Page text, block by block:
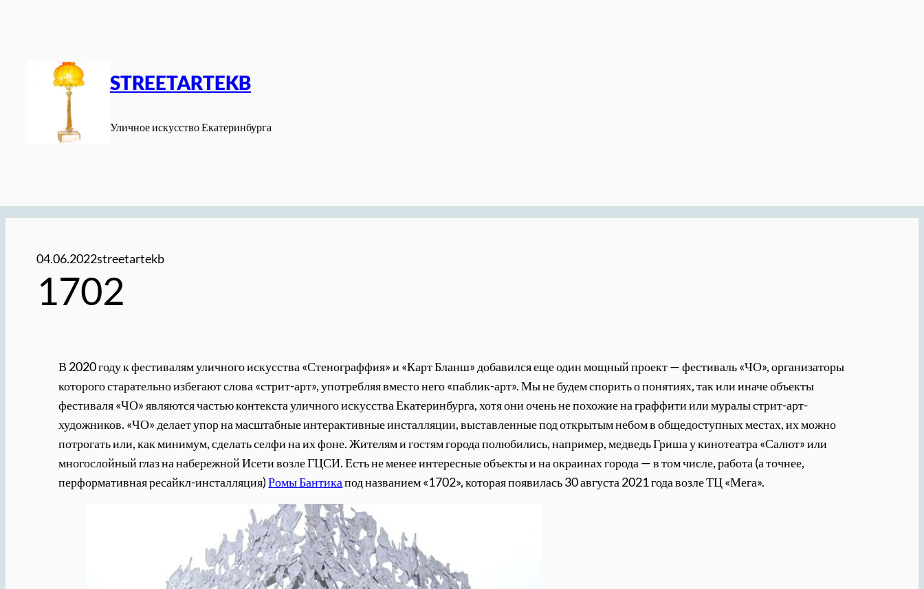
STREETARTEKB
Уличное искусство Екатеринбурга
04.06.2022streetartekb
1702
В 2020 году к фестивалям уличного искусства «Стенограффия» и «Карт Бланш» добавился еще один мощный проект — фестиваль «ЧО», организаторы
которого старательно избегают слова «стрит-арт», употребляя вместо него «паблик-арт». Мы не будем спорить о понятиях, так или иначе объекты
фестиваля «ЧО» являются частью контекста уличного искусства Екатеринбурга, хотя они очень не похожие на граффити или муралы стрит-арт-
художников. «ЧО» делает упор на масштабные интерактивные инсталляции, выставленные под открытым небом в общедоступных местах, их можно
потрогать или, как минимум, сделать селфи на их фоне. Жителям и гостям города полюбились, например, медведь Гриша у кинотеатра «Салют» или
многослойный глаз на набережной Исети возле ГЦСИ. Есть не менее интересные объекты и на окраинах города — в том числе, работа (а точнее,
перформативная ресайкл-инсталляция)Ромы Бантикапод названием «1702», которая появилась 30 августа 2021 года возле ТЦ «Мега».